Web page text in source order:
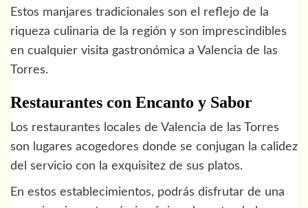
Estos manjares tradicionales son el reflejo de la
riqueza culinaria de la región y son imprescindibles
en cualquier visita gastronómica a Valencia de las
Torres.
Restaurantes con Encanto y Sabor
Los restaurantes locales de Valencia de las Torres
son lugares acogedores donde se conjugan la calidez
del servicio con la exquisitez de sus platos.
En estos establecimientos, podrás disfrutar de una